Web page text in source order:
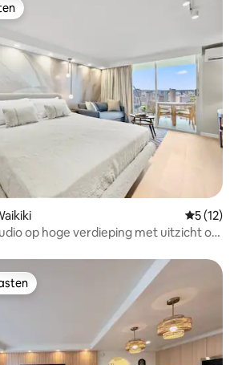
5 (12)
op hoge verdieping met uitzicht op